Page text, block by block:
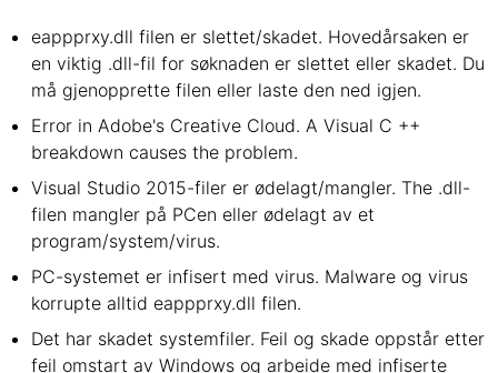
eappprxy.dll filen er slettet/skadet. Hovedårsaken er
en viktig .dll-fil for søknaden er slettet eller skadet. Du
må gjenopprette filen eller laste den ned igjen.
Error in Adobe's Creative Cloud. A Visual C ++
breakdown causes the problem.
Visual Studio 2015-filer er ødelagt/mangler. The .dll-
filen mangler på PCen eller ødelagt av et
program/system/virus.
PC-systemet er infisert med virus. Malware og virus
korrupte alltid eappprxy.dll filen.
Det har skadet systemfiler. Feil og skade oppstår etter
feil omstart av Windows og arbeide med infiserte